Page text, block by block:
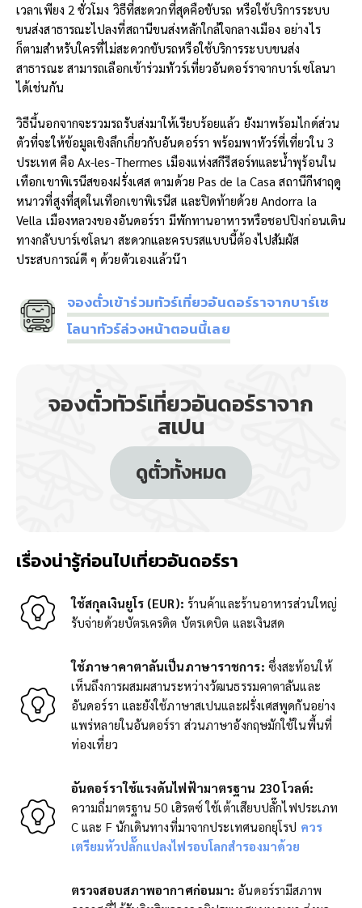
เวลาเพียง 2 ชั่วโมง วิธีที่สะดวกที่สุดคือขับรถ หรือใช้บริการระบบ
ขนส่งสาธารณะไปลงที่สถานีขนส่งหลักใกล้ใจกลางเมือง อย่างไร
ก็ตามสำหรับใครที่ไม่สะดวกขับรถหรือใช้บริการระบบขนส่ง
สาธารณะ สามารถเลือกเข้าร่วมทัวร์เที่ยวอันดอร์ราจากบาร์เซโลนา
ได้เช่นกัน
วิธีนี้นอกจากจะรวมรถรับส่งมาให้เรียบร้อยแล้ว ยังมาพร้อมไกด์ส่วน
ตัวที่จะให้ข้อมูลเชิงลึกเกี่ยวกับอันดอร์รา พร้อมพาทัวร์ที่เที่ยวใน 3
ประเทศ คือ Ax-les-Thermes เมืองแห่งสกีรีสอร์ทและน้ำพุร้อนใน
เทือกเขาพิเรนีสของฝรั่งเศส ตามด้วย Pas de la Casa สถานีกีฬาฤดู
หนาวที่สูงที่สุดในเทือกเขาพิเรนีส และปิดท้ายด้วย Andorra la
Vella เมืองหลวงของอันดอร์รา มีพักทานอาหารหรือชอปปิงก่อนเดิน
ทางกลับบาร์เซโลนา สะดวกและครบรสแบบนี้ต้องไปสัมผัส
ประสบการณ์ดี ๆ ด้วยตัวเองแล้วน๊า
จองตั๋วเข้าร่วมทัวร์เที่ยวอันดอร์ราจากบาร์เซ
โลนาทัวร์ล่วงหน้าตอนนี้เลย
จองตั๋วทัวร์เที่ยวอันดอร์ราจาก
สเปน
ดูตั๋วทั้งหมด
เรื่องน่ารู้ก่อนไปเที่ยวอันดอร์รา
ใช้สกุลเงินยูโร (EUR): ร้านค้าและร้านอาหารส่วนใหญ่
รับจ่ายด้วยบัตรเครดิต บัตรเดบิต และเงินสด
ใช้ภาษาคาตาลันเป็นภาษาราชการ: ซึ่งสะท้อนให้
เห็นถึงการผสมผสานระหว่างวัฒนธรรมคาตาลันและ
อันดอร์รา และยังใช้ภาษาสเปนและฝรั่งเศสพูดกันอย่าง
แพร่หลายในอันดอร์รา ส่วนภาษาอังกฤษมักใช้ในพื้นที่
ท่องเที่ยว
อันดอร์ราใช้แรงดันไฟฟ้ามาตรฐาน 230 โวลต์:
ความถี่มาตรฐาน 50 เฮิรตซ์ ใช้เต้าเสียบปลั๊กไฟประเภท
C และ F นักเดินทางที่มาจากประเทศนอกยุโรป ควร
เตรียมหัวปลั๊กแปลงไฟรอบโลกสำรองมาด้วย
ตรวจสอบสภาพอากาศก่อนมา: อันดอร์รามีสภาพ